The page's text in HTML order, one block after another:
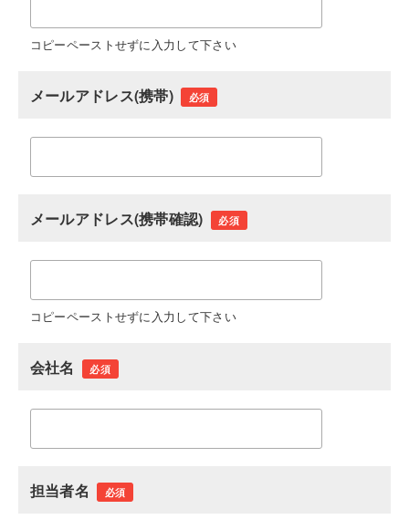
コピーペーストせずに入力して下さい
メールアドレス(携帯) 必須
メールアドレス(携帯確認) 必須
コピーペーストせずに入力して下さい
会社名 必須
担当者名 必須